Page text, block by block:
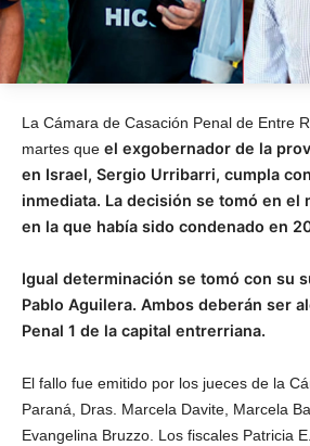
La Cámara de Casación Penal de Entre
martes que el exgobernador de la
en Israel, Sergio Urribarri, cumpla
inmediata. La decisión se tomó en el
en la que había sido condenado en
Igual determinación se tomó con su
Pablo Aguilera. Ambos deberán ser
Penal 1 de la capital entrerriana.
El fallo fue emitido por los jueces de la
Paraná, Dras. Marcela Davite, Marcela
Evangelina Bruzzo. Los fiscales Patricia